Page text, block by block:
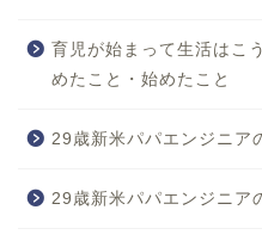
育児が始まって生活はこ
めたこと・始めたこと
29歳新米パパエンジニア
29歳新米パパエンジニア